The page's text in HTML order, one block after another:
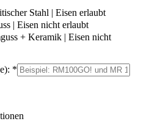
Stahl | Eisen erlaubt
| Eisen nicht erlaubt
+ Keramik | Eisen nicht
*